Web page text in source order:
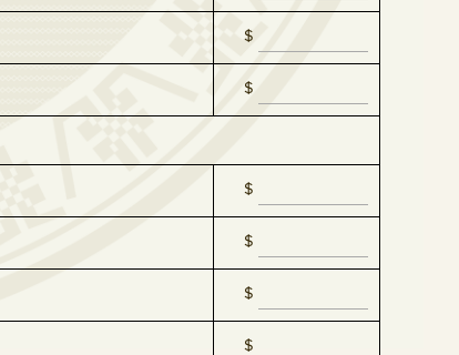
$
$
$
$
$
$